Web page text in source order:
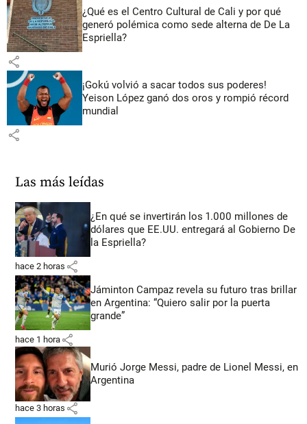
¿Qué es el Centro Cultural de Cali y por qué
generó polémica como sede alterna de De La
Espriella?
share
¡Gokú volvió a sacar todos sus poderes!
Yeison López ganó dos oros y rompió récord
mundial
share
Las más leídas
¿En qué se invertirán los 1.000 millones de
dólares que EE.UU. entregará al Gobierno De
la Espriella?
hace 2 horas share
Jáminton Campaz revela su futuro tras brillar
en Argentina: “Quiero salir por la puerta
grande”
hace 1 hora share
Murió Jorge Messi, padre de Lionel Messi, en
Argentina
hace 3 horas share